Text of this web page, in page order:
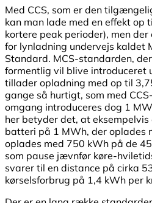
Med CCS, som er den
kan man lade med en effekt op
kortere peak perioder), men
for lynladning undervejs kaldet
Standard. MCS-standarden,
formentlig vil blive introduceret
tillader opladning med op til
gange så hurtigt, som med
omgang introduceres dog 1
her betyder det, at
batteri på 1 MWh, der oplades
oplades med 750 kWh på de
som pause jævnfør køre-
svarer til en distance på cirka
kørselsforbrug på 1,4 kWh per